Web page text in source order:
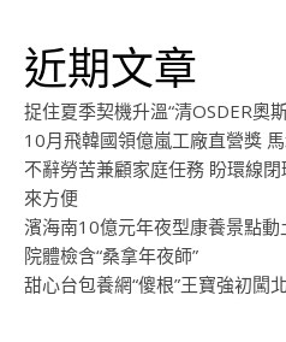
近期文章
捉住夏季契機升溫“清OSDER奧
10月飛韓國領億嵐工廠直營獎
不辭勞苦兼顧家庭任務 盼環線
來方便
濱海南10億元年夜型康養景點
院體檢含“桑拿年夜師”
甜心台包養網“傻根”王寶強初闖